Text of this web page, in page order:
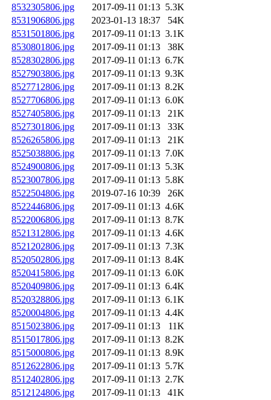
8532305806.jpg
2017-09-11 01:13 5.3K
8531906806.jpg
2023-01-13 18:37
54K
8531501806.jpg
2017-09-11 01:13 3.1K
8530801806.jpg
2017-09-11 01:13
38K
8528302806.jpg
2017-09-11 01:13 6.7K
8527903806.jpg
2017-09-11 01:13 9.3K
8527712806.jpg
2017-09-11 01:13 8.2K
8527706806.jpg
2017-09-11 01:13 6.0K
8527405806.jpg
2017-09-11 01:13
21K
8527301806.jpg
2017-09-11 01:13
33K
8526265806.jpg
2017-09-11 01:13
21K
8525038806.jpg
2017-09-11 01:13 7.0K
8524900806.jpg
2017-09-11 01:13 5.3K
8523007806.jpg
2017-09-11 01:13 5.8K
8522504806.jpg
2019-07-16 10:39
26K
8522446806.jpg
2017-09-11 01:13 4.6K
8522006806.jpg
2017-09-11 01:13 8.7K
8521312806.jpg
2017-09-11 01:13 4.6K
8521202806.jpg
2017-09-11 01:13 7.3K
8520502806.jpg
2017-09-11 01:13 8.4K
8520415806.jpg
2017-09-11 01:13 6.0K
8520409806.jpg
2017-09-11 01:13 6.4K
8520328806.jpg
2017-09-11 01:13 6.1K
8520004806.jpg
2017-09-11 01:13 4.4K
8515023806.jpg
2017-09-11 01:13
11K
8515017806.jpg
2017-09-11 01:13 8.2K
8515000806.jpg
2017-09-11 01:13 8.9K
8512622806.jpg
2017-09-11 01:13 5.7K
8512402806.jpg
2017-09-11 01:13 2.7K
8512124806.jpg
2017-09-11 01:13
41K